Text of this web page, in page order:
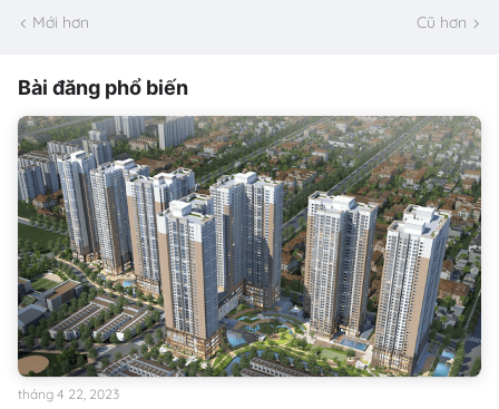
Mới hơn Cũ hơn
Bài đăng phổ biến
tháng 4 22, 2023